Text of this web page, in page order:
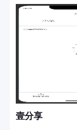
供动态 CRUD、兑
货）、商品与
换、兑换订单等）
签、桌面端签名）
（points_mall）。
壹分享